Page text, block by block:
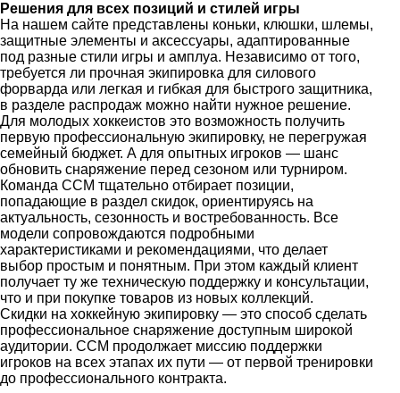
Решения для всех позиций и стилей игры
На нашем сайте представлены коньки, клюшки, шлемы,
защитные элементы и аксессуары, адаптированные
под разные стили игры и амплуа. Независимо от того,
требуется ли прочная экипировка для силового
форварда или легкая и гибкая для быстрого защитника,
в разделе распродаж можно найти нужное решение.
Для молодых хоккеистов это возможность получить
первую профессиональную экипировку, не перегружая
семейный бюджет. А для опытных игроков — шанс
обновить снаряжение перед сезоном или турниром.
Команда CCM тщательно отбирает позиции,
попадающие в раздел скидок, ориентируясь на
актуальность, сезонность и востребованность. Все
модели сопровождаются подробными
характеристиками и рекомендациями, что делает
выбор простым и понятным. При этом каждый клиент
получает ту же техническую поддержку и консультации,
что и при покупке товаров из новых коллекций.
Скидки на хоккейную экипировку — это способ сделать
профессиональное снаряжение доступным широкой
аудитории. CCM продолжает миссию поддержки
игроков на всех этапах их пути — от первой тренировки
до профессионального контракта.